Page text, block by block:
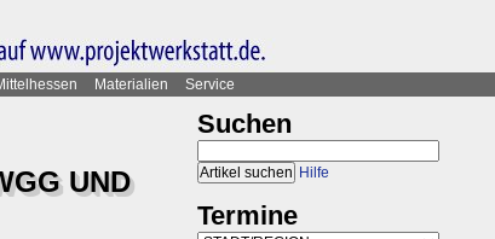
Materialien
Service
UND
Suchen
Hilfe
Termine